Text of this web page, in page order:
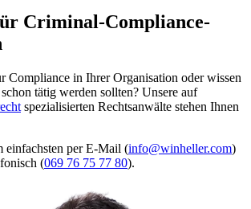
Criminal-Compliance-
Compliance in Ihrer Organisation oder wissen
tätig werden sollten? Unsere auf
spezialisierten Rechtsanwälte stehen Ihnen
einfachsten per E-Mail (info@winheller.com)
(069 76 75 77 80).